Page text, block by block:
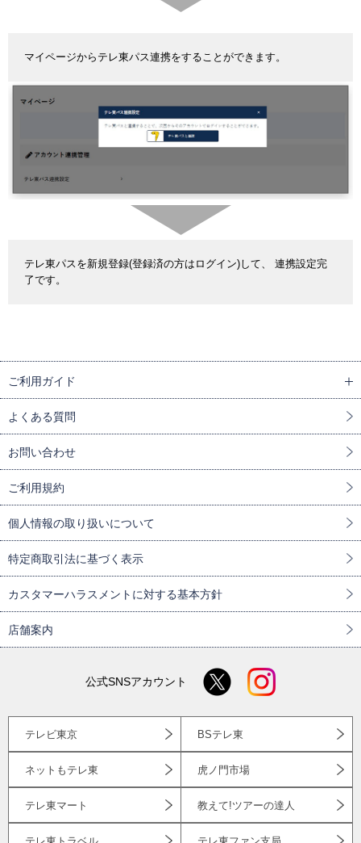
マイページからテレ東パス連携をすることができます。
テレ東パスを新規登録(登録済の方はログイン)して、 連携設定完
了です。
ご利用ガイド
よくある質問
お問い合わせ
ご利用規約
個人情報の取り扱いについて
特定商取引法に基づく表示
カスタマーハラスメントに対する基本方針
店舗案内
公式SNSアカウント
テレビ東京 BSテレ東
ネットもテレ東 虎ノ門市場
テレ東マート 教えて!ツアーの達人